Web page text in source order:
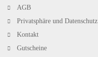
AGB
Privatsphäre und Datenschutz
Kontakt
Gutscheine